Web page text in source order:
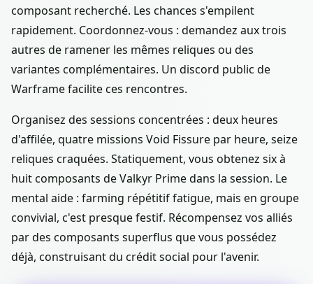
composant recherché. Les chances s'empilent
rapidement. Coordonnez-vous : demandez aux trois
autres de ramener les mêmes reliques ou des
variantes complémentaires. Un discord public de
Warframe facilite ces rencontres.
Organisez des sessions concentrées : deux heures
d'affilée, quatre missions Void Fissure par heure, seize
reliques craquées. Statiquement, vous obtenez six à
huit composants de Valkyr Prime dans la session. Le
mental aide : farming répétitif fatigue, mais en groupe
convivial, c'est presque festif. Récompensez vos alliés
par des composants superflus que vous possédez
déjà, construisant du crédit social pour l'avenir.